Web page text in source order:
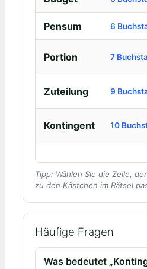
Pensum 6
Portion 7
Zuteilung 9
Kontingent 10
Tipp: Wählen Sie die Zeile,
zu den Kästchen im Rätsel
Häufige Fragen
Was bedeutet